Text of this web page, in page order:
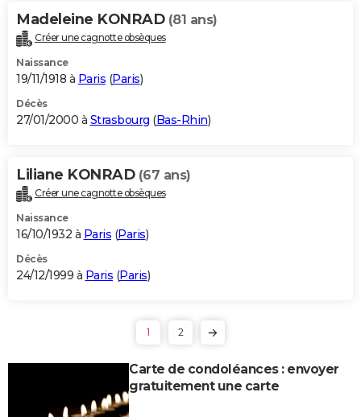
Madeleine KONRAD (81 ans)
Créer une cagnotte obsèques
Naissance
19/11/1918 à Paris (Paris)
Décès
27/01/2000 à Strasbourg (Bas-Rhin)
Liliane KONRAD (67 ans)
Créer une cagnotte obsèques
Naissance
16/10/1932 à Paris (Paris)
Décès
24/12/1999 à Paris (Paris)
1 2
Carte de condoléances : envoyer
gratuitement une carte